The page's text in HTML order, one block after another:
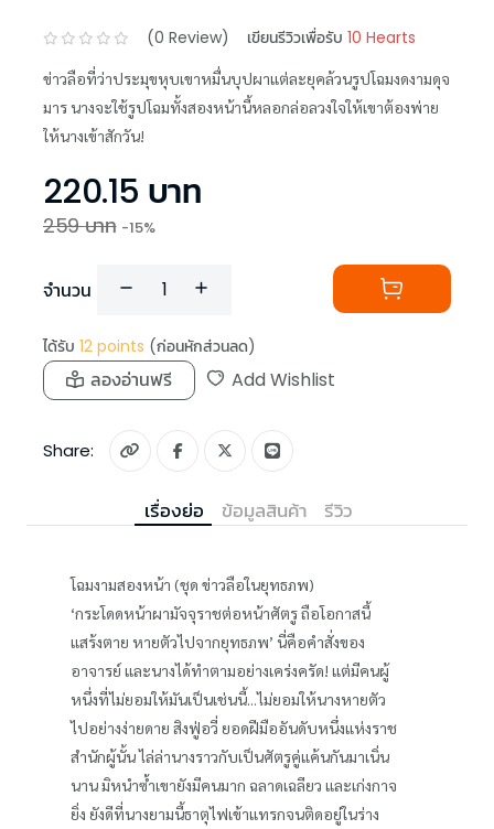
(0 Review) เขียนรีวิวเพื่อรับ 10 Hearts
ข่าวลือที่ว่าประมุขหุบเขาหมื่นบุปผาแต่ละยุคล้วนรูปโฉมงดงามดุจ
มาร นางจะใช้รูปโฉมทั้งสองหน้านี้หลอกล่อลวงใจให้เขาต้องพ่าย
ให้นางเข้าสักวัน!
220.15 บาท
259บาท -15%
จำนวน
ได้รับ 12 points (ก่อนหักส่วนลด)
ลองอ่านฟรี Add Wishlist
Share:
เรื่องย่อ ข้อมูลสินค้า รีวิว
โฉมงามสองหน้า (ชุด ข่าวลือในยุทธภพ)
‘กระโดดหน้าผามัจจุราชต่อหน้าศัตรู ถือโอกาสนี้
แสร้งตาย หายตัวไปจากยุทธภพ’ นี่คือคำสั่งของ
อาจารย์ และนางได้ทำตามอย่างเคร่งครัด! แต่มีคนผู้
หนึ่งที่ไม่ยอมให้มันเป็นเช่นนี้...ไม่ยอมให้นางหายตัว
ไปอย่างง่ายดาย สิงฟู่อวี่ ยอดฝีมืออันดับหนึ่งแห่งราช
สำนักผู้นั้น ไล่ล่านางราวกับเป็นศัตรูคู่แค้นกันมาเนิ่น
นาน มิหนำซ้ำเขายังมีคนมาก ฉลาดเฉลียว และเก่งกาจ
ยิ่ง ยังดีที่นางยามนี้ธาตุไฟเข้าแทรกจนติดอยู่ในร่าง